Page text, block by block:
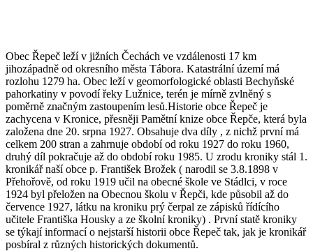
Obec Řepeč leží v jižních Čechách ve vzdálenosti 17 km
jihozápadně od okresního města Tábora. Katastrální území má
rozlohu 1279 ha. Obec leží v geomorfologické oblasti Bechyňské
pahorkatiny v povodí řeky Lužnice, terén je mírně zvlněný s
poměrně značným zastoupením lesů.Historie obce Řepeč je
zachycena v Kronice, přesněji Pamětní knize obce Řepče, která byla
založena dne 20. srpna 1927. Obsahuje dva díly , z nichž první má
celkem 200 stran a zahrnuje období od roku 1927 do roku 1960,
druhý díl pokračuje až do období roku 1985. U zrodu kroniky stál 1.
kronikář naší obce p. František Brožek ( narodil se 3.8.1898 v
Přehořově, od roku 1919 učil na obecné škole ve Stádlci, v roce
1924 byl přeložen na Obecnou školu v Řepči, kde působil až do
července 1927, látku na kroniku prý čerpal ze zápisků řídícího
učitele Františka Housky a ze školní kroniky) . První statě kroniky
se týkají informací o nejstarší historii obce Řepeč tak, jak je kronikář
posbíral z různých historických dokumentů.